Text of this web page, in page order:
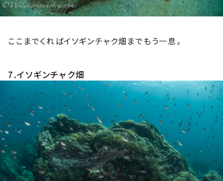
ここまでくればイソギンチャク畑までもう一息。
7.イソギンチャク畑